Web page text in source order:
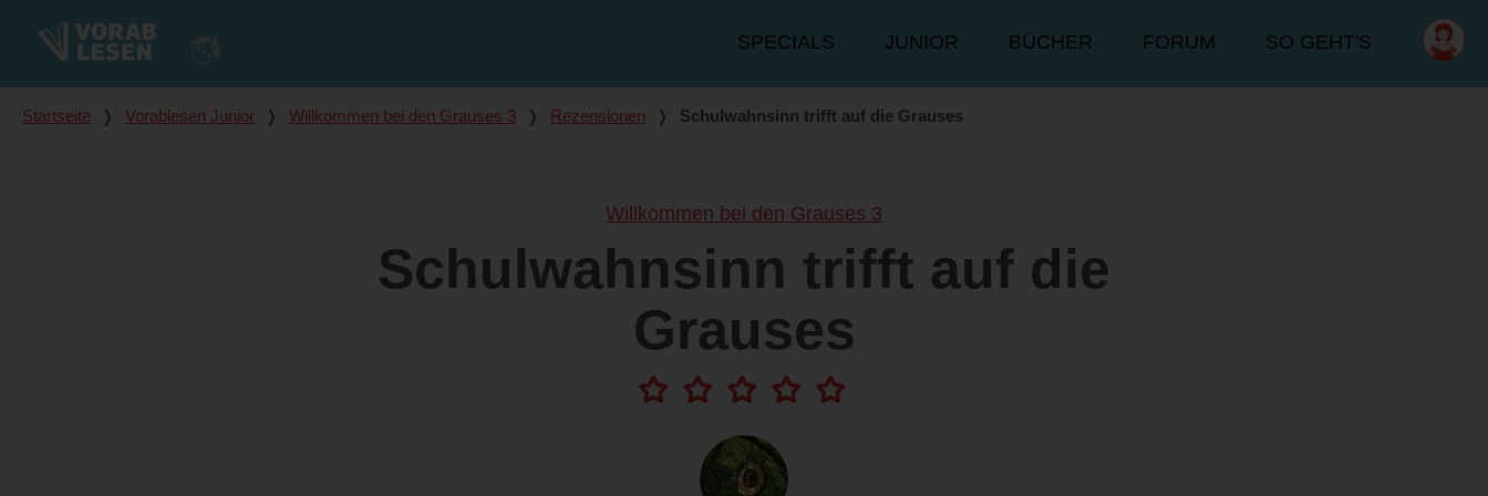
Hauptmenü
SPECIALS JUNIOR BÜCHER FORUM SO GEHT'S
Du bist hier
Startseite ❭ Vorablesen Junior ❭ Willkommen bei den Grauses 3 ❭ Rezensionen ❭ Schulwahnsinn trifft auf die Grauses
Willkommen bei den Grauses 3
Schulwahnsinn trifft auf die
Grauses